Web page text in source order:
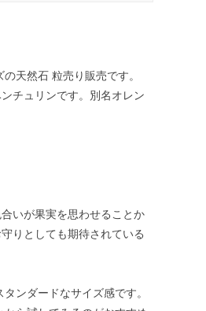
天然石 粒売り販売です。
チュリンです。別名オレン
いが果実を思わせることか
りとしても期待されている
ンダードなサイズ感です。